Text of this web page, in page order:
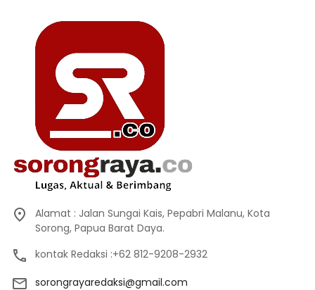
Alamat : Jalan Sungai Kais, Pepabri Malanu, Kota
Sorong, Papua Barat Daya.
kontak Redaksi :+62 812-9208-2932
sorongrayaredaksi@gmail.com